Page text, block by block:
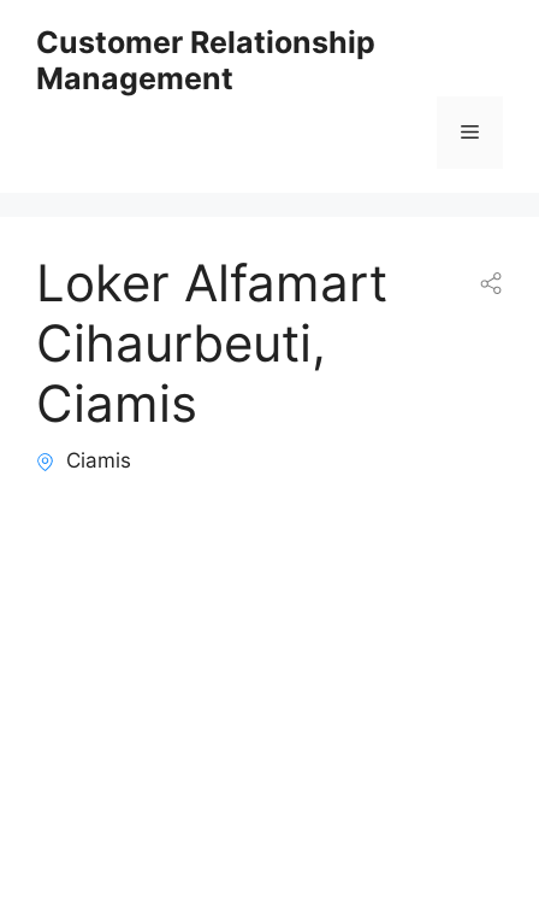
content
Customer Relationship
Management
Menu
Loker Alfamart
Cihaurbeuti,
Ciamis
Ciamis